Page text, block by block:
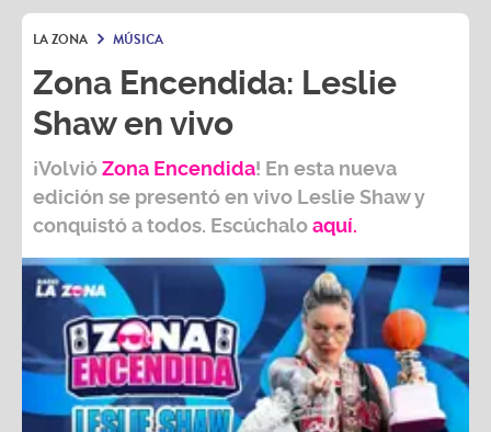
LA ZONA MÚSICA
Zona Encendida: Leslie
Shaw en vivo
¡VolvióZona Encendida! En esta nueva
edición se presentó en vivo Leslie Shaw y
conquistó a todos. Escúchaloaquí.